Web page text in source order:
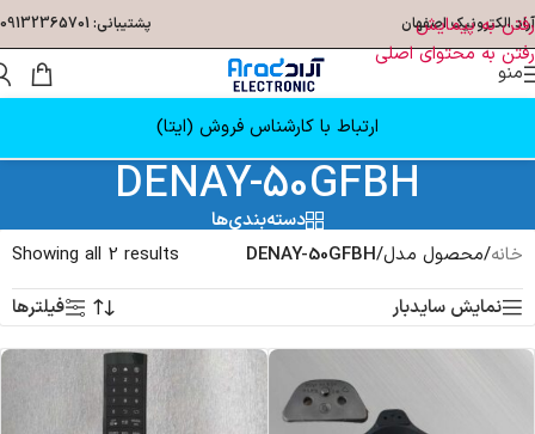
رفتن به پیمایش
رفتن به محتوای اصلی
آراد الکترونیک اصفهان پشتیبانی: 09132365701
منو
ارتباط با کارشناس فروش (ایتا)
DENAY-50GFBH
دسته‌بندی‌ها
خانه/محصول مدل/
DENAY-50GFBH
Showing all 2 results
نمایش سایدبار
فیلترها